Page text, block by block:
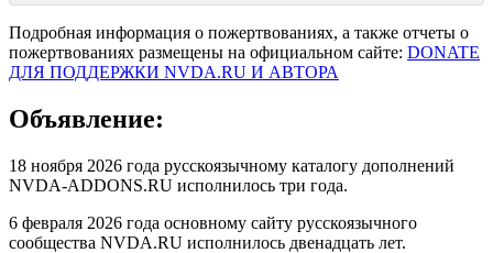
Подробная информация о пожертвованиях, а также отчеты о
пожертвованиях размещены на официальном сайте: DONATE
ДЛЯ ПОДДЕРЖКИ NVDA.RU И АВТОРА
Объявление:
18 ноября 2026 года русскоязычному каталогу дополнений
NVDA-ADDONS.RU исполнилось три года.
6 февраля 2026 года основному сайту русскоязычного
сообщества NVDA.RU исполнилось двенадцать лет.